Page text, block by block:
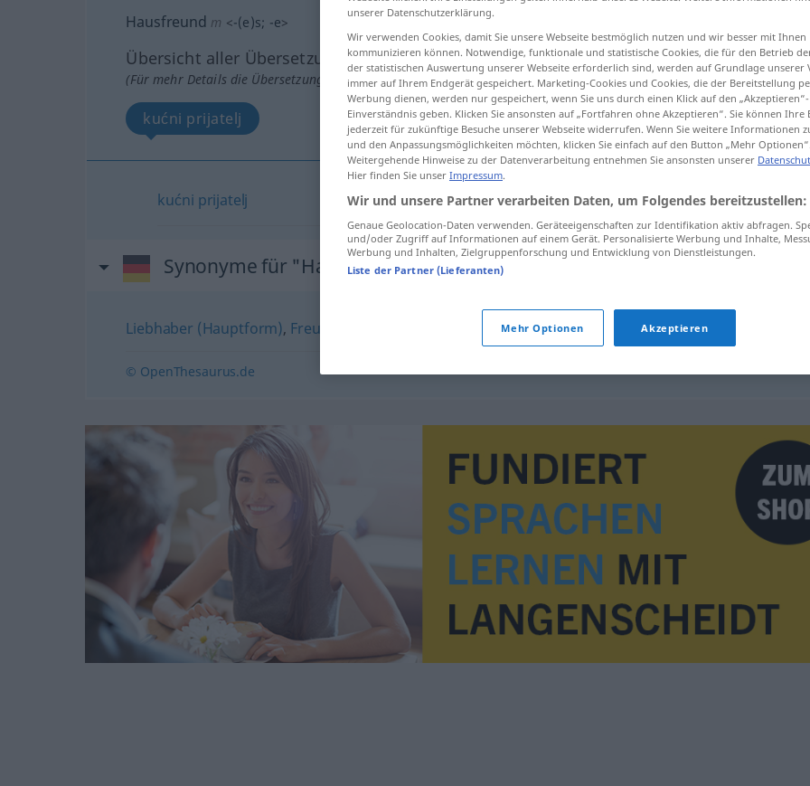
Hausfreund m <-(e)s; -e>
Übersicht aller Übersetzungen
(Für mehr Details die Übersetzung anklicken/antippen)
kućni prijatelj
kućni prijatelj Hausfreund
Synonyme für "Hausfreund"
Liebhaber (Hauptform), Freund Beziehung,Kerl (ugs., salopp)
© OpenThesaurus.de
unserer Datenschutzerklärung.
Wir verwenden Cookies, damit Sie unsere Webseite bestmöglich nutzen und wir besser mit Ihnen
kommunizieren können. Notwendige, funktionale und statistische Cookies, die für den Betrieb
der statistischen Auswertung unserer Webseite erforderlich sind, werden auf Grundlage unserer
immer auf Ihrem Endgerät gespeichert. Marketing-Cookies und Cookies, die der Bereitstellung
Werbung dienen, werden nur gespeichert, wenn Sie uns durch einen Klick auf den
Einverständnis geben. Klicken Sie ansonsten auf „Fortfahren ohne Akzeptieren“. Sie können
jederzeit für zukünftige Besuche unserer Webseite widerrufen. Wenn Sie weitere Informationen
und den Anpassungsmöglichkeiten möchten, klicken Sie einfach auf den Button „Mehr
Weitergehende Hinweise zu der Datenverarbeitung entnehmen Sie ansonsten unserer
Hier finden Sie unser Impressum.
Wir und unsere Partner verarbeiten Daten, um Folgendes bereitzustellen:
Genaue Geolocation-Daten verwenden. Geräteeigenschaften zur Identifikation aktiv abfragen.
und/oder Zugriff auf Informationen auf einem Gerät. Personalisierte Werbung und Inhalte,
Werbung und Inhalten, Zielgruppenforschung und Entwicklung von Dienstleistungen.
Liste der Partner (Lieferanten)
Mehr Optionen Akzeptieren